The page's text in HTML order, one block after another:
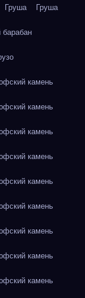
Груша Груша
камень
камень
камень
камень
камень
камень
камень
камень
камень